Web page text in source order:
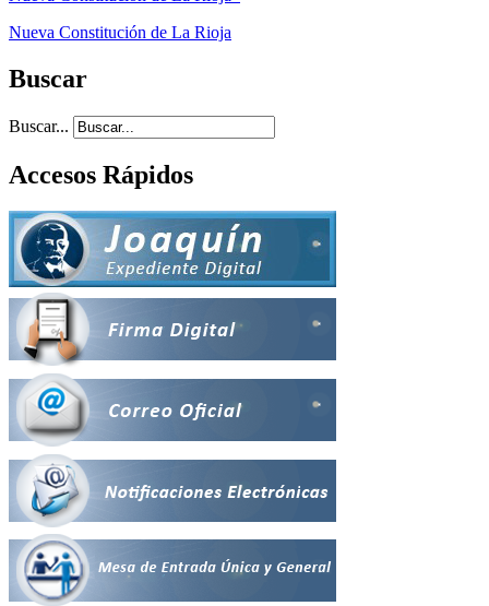
Nueva Constitución de La Rioja
Buscar
Buscar...
Accesos Rápidos